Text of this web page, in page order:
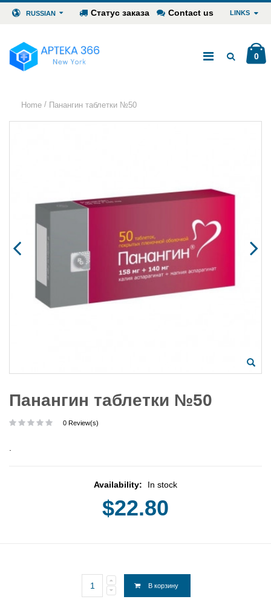
RUSSIAN Статус заказа Contact us LINKS
0
Home / Панангин таблетки №50
Панангин таблетки №50
0 Review(s)
Availability: In stock
$22.80
В корзину